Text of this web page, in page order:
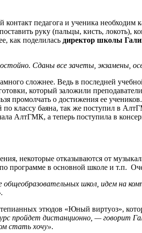
педагога и ученика необходим
руку (пальцы, кисть, локоть),
как поделилась директор школы
Сданы все зачеты, экзамены,
сложнее. Ведь в последней
который заложили
промолчать о достижения ее
классу баяна, так же поступил в
АлтГМК, а теперь поступила в
некоторые отказываются от
программе в основной школе и т.п.
школ, идем на
этюдов «Юный виртуоз»,
пройдет дистанционно, — говорит
стать хочу».